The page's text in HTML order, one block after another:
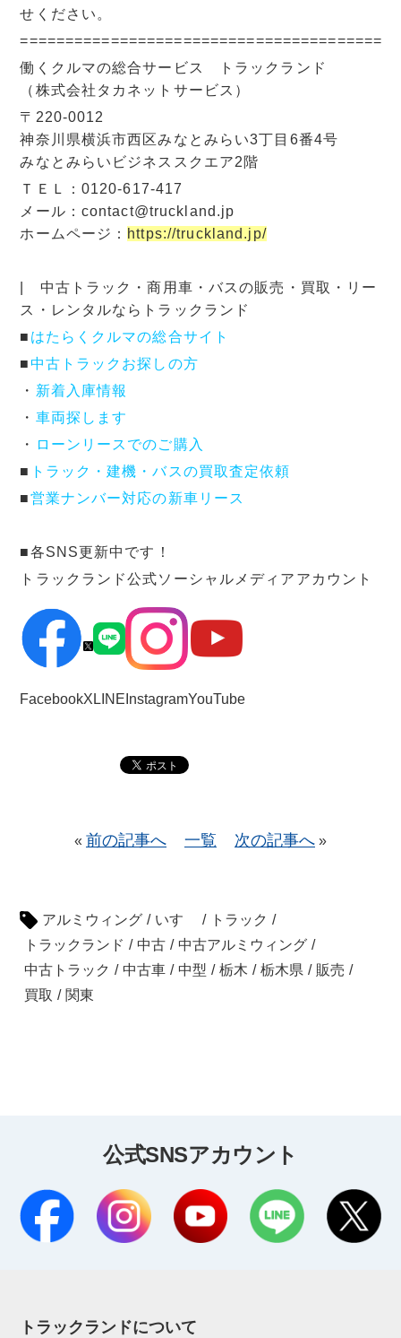
せください。
=========================================
働くクルマの総合サービス トラックランド
（株式会社タカネットサービス）
〒220-0012
神奈川県横浜市西区みなとみらい3丁目6番4号
みなとみらいビジネススクエア2階
ＴＥＬ：0120-617-417
メール：contact@truckland.jp
ホームページ： https://truckland.jp/
| 中古トラック・商用車・バスの販売・買取・リー
ス・レンタルならトラックランド
■ はたらくクルマの総合サイト
■中古トラックお探しの方
・ 新着入庫情報
・ 車両探します
・
ローンリースでのご購入
■ トラック・建機・バスの買取査定依頼
■営業ナンバー対応の新車リース
■各SNS更新中です！
トラックランド公式ソーシャルメディアアカウント
FacebookX LINE InstagramYouTube
« 前の記事へ 一覧 次の記事へ »
アルミウィング / いすゞ / トラック /
トラックランド / 中古 / 中古アルミウィング /
中古トラック / 中古車 / 中型 / 栃木 / 栃木県 / 販売 /
買取 / 関東
公式SNSアカウント
トラックランドについて